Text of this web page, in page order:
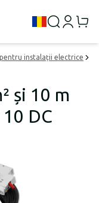
instalații electrice
și 10 m
DC